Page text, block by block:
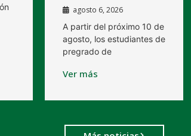
agosto 6, 2026
A partir del próximo 10 de
agosto, los estudiantes de
pregrado de
Ver más